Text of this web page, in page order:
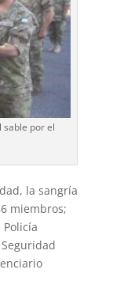
sable por el
la sangría
miembros;